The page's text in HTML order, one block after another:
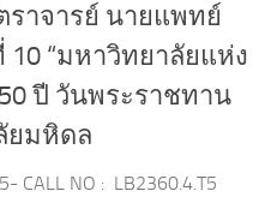
ราจารย์ นายแพทย์
“มหาวิทยาลัยแห่ง
ปี วันพระราชทาน
ยมหิดล
CALL NO : LB2360.4.T5